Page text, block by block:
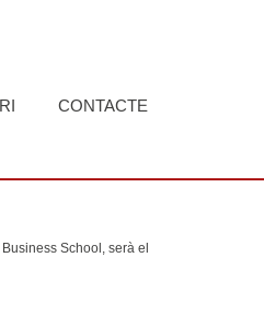
CONTACTE
School, serà el